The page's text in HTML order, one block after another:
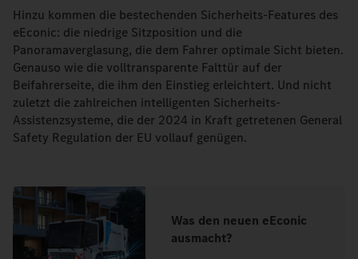
Hinzu kommen die bestechenden Sicherheits-Features des
eEconic: die niedrige Sitzposition und die
Panoramaverglasung, die dem Fahrer optimale Sicht bieten.
Genauso wie die volltransparente Falttür auf der
Beifahrerseite, die ihm den Einstieg erleichtert. Und nicht
zuletzt die zahlreichen intelligenten Sicherheits-
Assistenzsysteme, die der 2024 in Kraft getretenen General
Safety Regulation der EU vollauf genügen.
Was den neuen eEconic
ausmacht?